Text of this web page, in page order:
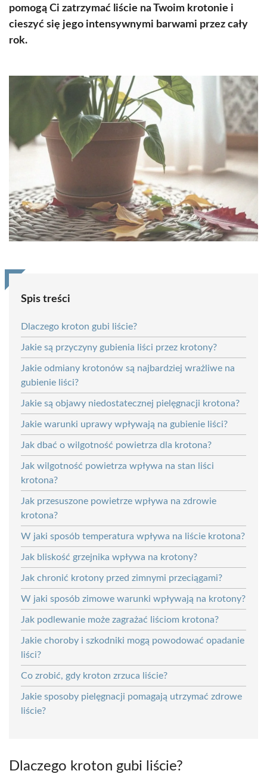
pomogą Ci zatrzymać liście na Twoim krotonie i
cieszyć się jego intensywnymi barwami przez cały
rok.
Spis treści
Dlaczego kroton gubi liście?
Jakie są przyczyny gubienia liści przez krotony?
Jakie odmiany krotonów są najbardziej wrażliwe na
gubienie liści?
Jakie są objawy niedostatecznej pielęgnacji krotona?
Jakie warunki uprawy wpływają na gubienie liści?
Jak dbać o wilgotność powietrza dla krotona?
Jak wilgotność powietrza wpływa na stan liści
krotona?
Jak przesuszone powietrze wpływa na zdrowie
krotona?
W jaki sposób temperatura wpływa na liście krotona?
Jak bliskość grzejnika wpływa na krotony?
Jak chronić krotony przed zimnymi przeciągami?
W jaki sposób zimowe warunki wpływają na krotony?
Jak podlewanie może zagrażać liściom krotona?
Jakie choroby i szkodniki mogą powodować opadanie
liści?
Co zrobić, gdy kroton zrzuca liście?
Jakie sposoby pielęgnacji pomagają utrzymać zdrowe
liście?
Dlaczego kroton gubi liście?